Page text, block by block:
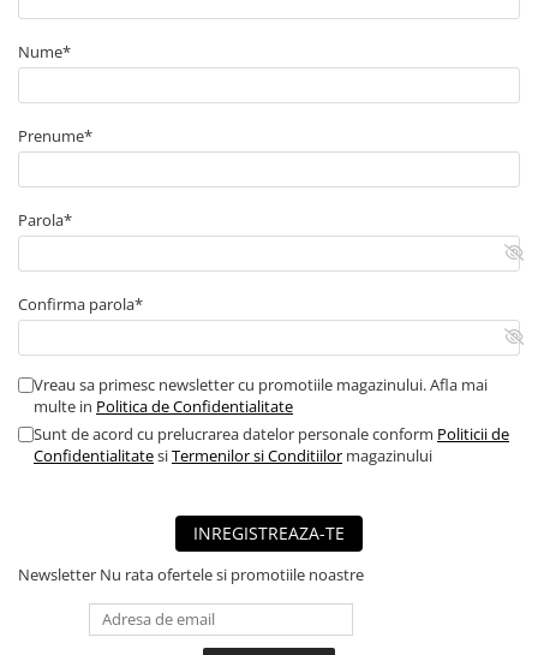
Nume*
Prenume*
Parola*
Confirma parola*
Vreau sa primesc newsletter cu promotiile magazinului. Afla mai
multe in Politica de Confidentialitate
Sunt de acord cu prelucrarea datelor personale conform Politicii de
ConfidentialitatesiTermenilor si Conditiilor magazinului
INREGISTREAZA-TE
Newsletter Nu rata ofertele si promotiile noastre